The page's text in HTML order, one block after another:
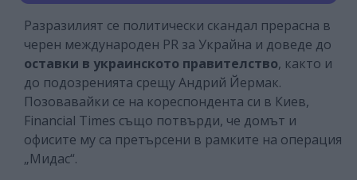
Разразилият се политически скандал прерасна в
черен международен PR за Украйна и доведе до
оставки в украинското правителство, както и
до подозренията срещу Андрий Йермак.
Позовавайки се на кореспондента си в Киев,
Financial Times също потвърди, че домът и
офисите му са претърсени в рамките на операция
„Мидас“.